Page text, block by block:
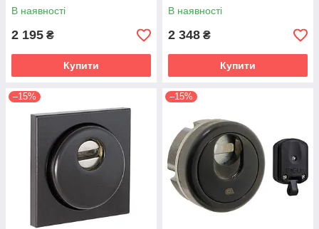
В наявності
2 195 ₴
Купити
В наявності
2 348 ₴
Купити
–15% –15%